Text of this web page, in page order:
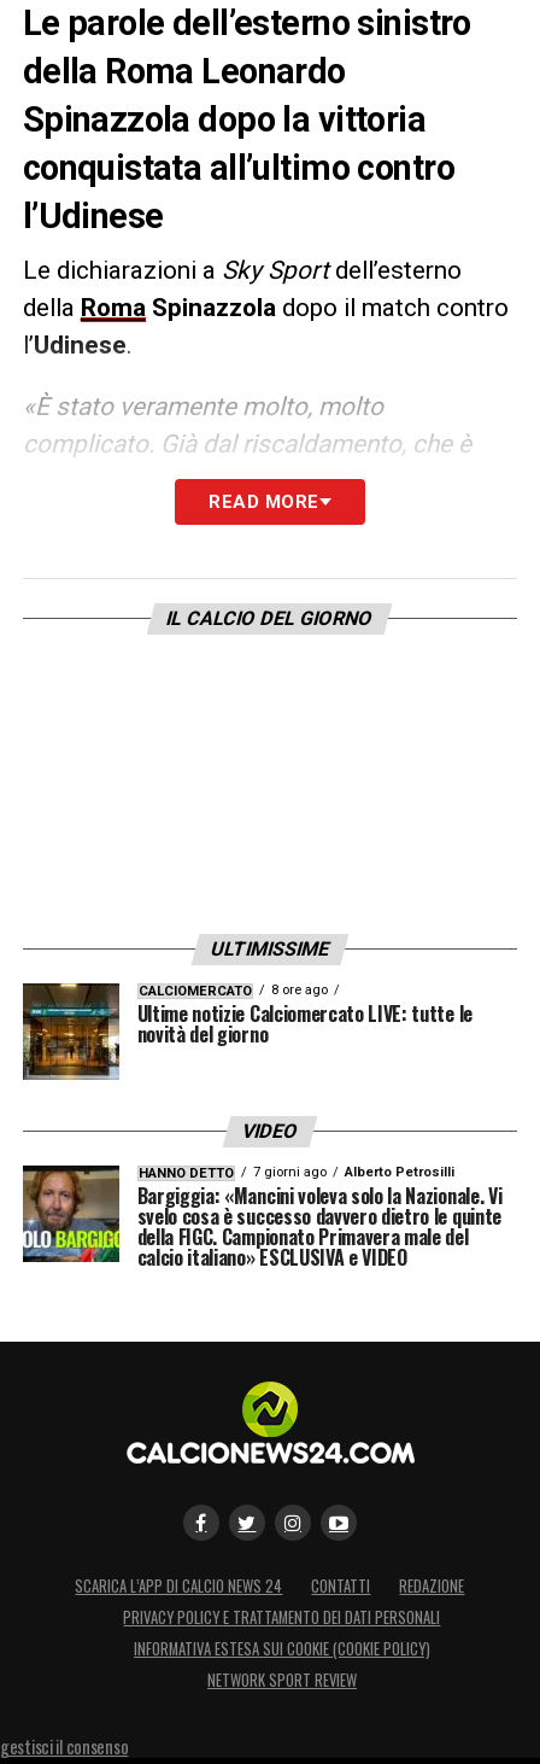
Le parole dell’esterno sinistro
della Roma Leonardo
Spinazzola dopo la vittoria
conquistata all’ultimo contro
l’Udinese
Le dichiarazioni a Sky Sport dell’esterno
della Roma Spinazzola dopo il match contro
l’Udinese.
«È stato veramente molto, molto
complicato. Già dal riscaldamento, che è
stato bello lungo e in cui abbiamo fatto delle
mini-partite per entrare subito nel vivo.
tre punti davvero importanti. Abbiamo dato
READ MORE
IL CALCIO DEL GIORNO
ULTIMISSIME
CALCIOMERCATO 8 ore ago
Ultime notizie Calciomercato LIVE: tutte le
novità del giorno
VIDEO
HANNO DETTO 7 giorni ago Alberto Petrosilli
Bargiggia: «Mancini voleva solo la Nazionale. Vi
svelo cosa è successo davvero dietro le quinte
della FIGC. Campionato Primavera male del
calcio italiano» ESCLUSIVA e VIDEO
SCARICA L’APP DI CALCIO NEWS 24 CONTATTI
REDAZIONE
PRIVACY POLICY E TRATTAMENTO DEI DATI PERSONALI
INFORMATIVA ESTESA SUI COOKIE (COOKIE POLICY)
NETWORK SPORT REVIEW
gestisci il consenso